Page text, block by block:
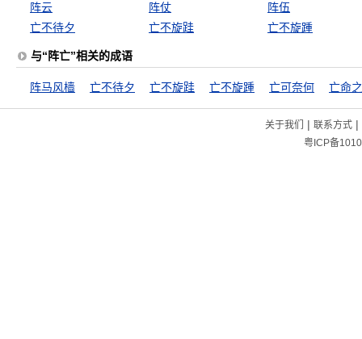
阵云 阵仗
阵伍
亡不待夕
亡不旋跬 亡不旋踵
与“阵亡”相关的成语
阵马风樯 亡不待夕 亡不旋跬 亡不旋踵 亡可奈何 亡命
关于我们 | 联系方式|
粤ICP备